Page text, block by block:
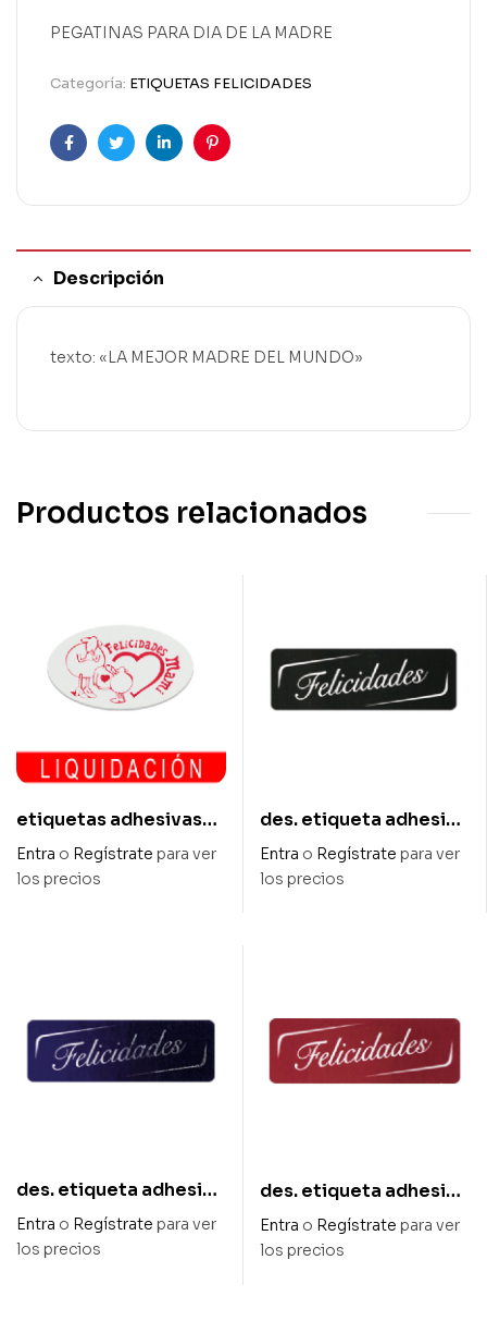
PEGATINAS PARA DIA DE LA MADRE
Categoría: ETIQUETAS FELICIDADES
FacebookTwitterLinkedinPinterest
Descripción
texto: «LA MEJOR MADRE DEL MUNDO»
Productos relacionados
etiquetas adhesivas
45x27mm «felicidades
mami» 500uds
Entra o Regístrate para ver
los precios
des. etiqueta adhesiva
45x15mm»felicidades
»500uds
Entra o Regístrate para ver
los precios
des. etiqueta adhesiva
45x15mm»felicidades
»500uds
Entra o Regístrate para ver
los precios
des. etiqueta adhesiva
45x15mm»felicidades
»500uds
Entra o Regístrate para ver
los precios